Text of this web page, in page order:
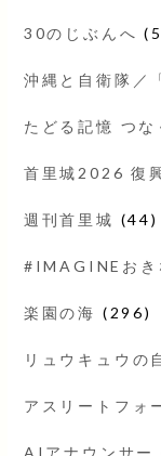
30のじぶんへ
沖縄と自衛隊／
たどる記憶 つな
首里城2026 復
週刊首里城 (44)
#IMAGINEおき
楽園の海 (296)
リュウキュウの
アスリートフォ